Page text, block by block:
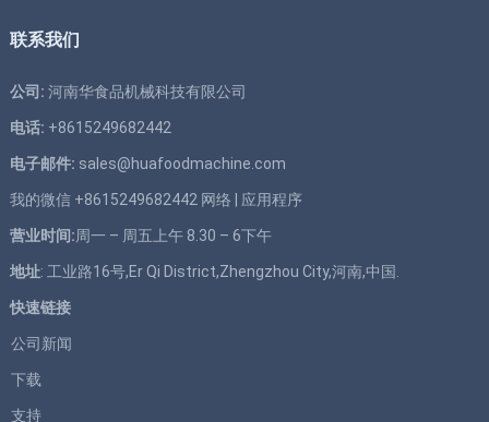
联系我们
公司: 河南华食品机械科技有限公司
电话: +8615249682442
电子邮件: sales@huafoodmachine.com
我的微信 +8615249682442 网络 应用程序
营业时间: 周一 – 周五上午 8.30 – 6下午
地址: 工业路16号,Er Qi District,Zhengzhou City,河南,中国.
快速链接
公司新闻
下载
支持